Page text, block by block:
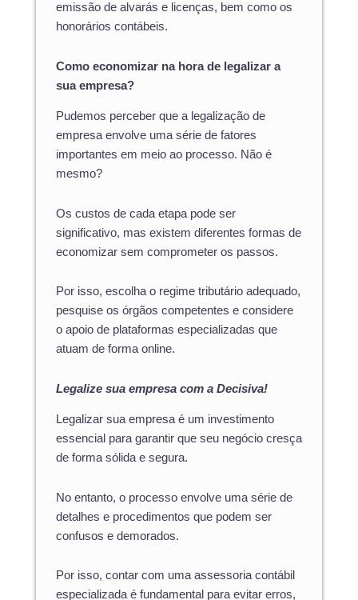
emissão de alvarás e licenças, bem como os
honorários contábeis.
Como economizar na hora de legalizar a
sua empresa?
Pudemos perceber que a legalização de
empresa envolve uma série de fatores
importantes em meio ao processo. Não é
mesmo?
Os custos de cada etapa pode ser
significativo, mas existem diferentes formas de
economizar sem comprometer os passos.
Por isso, escolha o regime tributário adequado,
pesquise os órgãos competentes e considere
o apoio de plataformas especializadas que
atuam de forma online.
Legalize sua empresa com a Decisiva!
Legalizar sua empresa é um investimento
essencial para garantir que seu negócio cresça
de forma sólida e segura.
No entanto, o processo envolve uma série de
detalhes e procedimentos que podem ser
confusos e demorados.
Por isso, contar com uma assessoria contábil
especializada é fundamental para evitar erros,